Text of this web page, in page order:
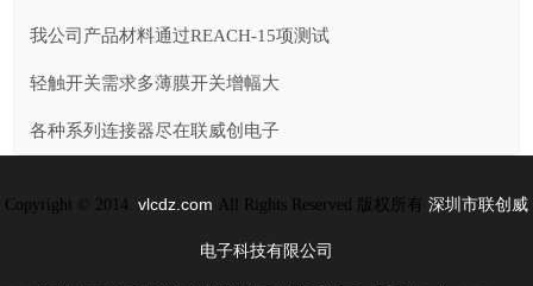
我公司产品材料通过REACH-15项测试
轻触开关需求多薄膜开关增幅大
各种系列连接器尽在联威创电子
Copyright © 2014. vlcdz.com All Rights Reserved 版权所有 深圳市联创威
电子科技有限公司